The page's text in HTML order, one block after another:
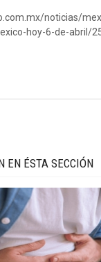
noticias/
hoy-6-de-abril/
EN ÉSTA SECCIÓN